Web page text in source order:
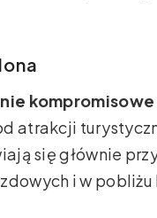
kompromisowe
atrakcji
się głównie
i w pobliżu